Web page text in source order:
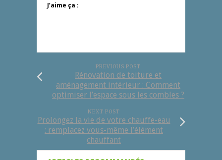
J’aime ça :
PREVIOUS POST
Rénovation de toiture et
aménagement intérieur : Comment
optimiser l’espace sous les combles ?
NEXT POST
Prolongez la vie de votre chauffe-eau
: remplacez vous-même l’élément
chauffant